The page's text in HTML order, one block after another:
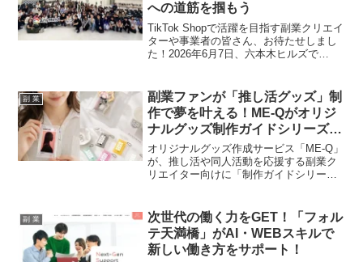
への道筋を掴もう
TikTok Shopで活躍を目指す副業クリエイ
ターや事業者の皆さん、お待たせしまし
た！2026年6月7日、六本木ヒルズで
イターの貴重な知見やデータ活用の秘
訣、そして成功への具体的なステップが
満載のイベント内容を詳しくご紹介しま
す。
副 業
副業ファンが「推し活グッズ」制
作で夢を叶える！ME-Qがオリジ
ナルグッズ制作ガイドシリーズと
クリアマルチケース特設カテゴリ
を新設
オリジナルグッズ作成サービス「ME-Q」
が、推し活や同人活動を応援する副業ク
リエイター向けに「制作ガイドシリー
インから販売までの一連のノウハウを体
系化。初めてのグッズ制作でも安心して
取り組める環境を提供し、副業でのグッ
ズ販売を強力にサポートします。
副 業
次世代の働く力をGET！「フォル
テ天満橋」がAI・WEBスキルで
新しい働き方をサポート！